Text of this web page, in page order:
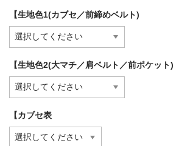
【生地色1(カブセ／前締めベルト)
【生地色2(大マチ／肩ベルト／前ポケット)
【カブセ表